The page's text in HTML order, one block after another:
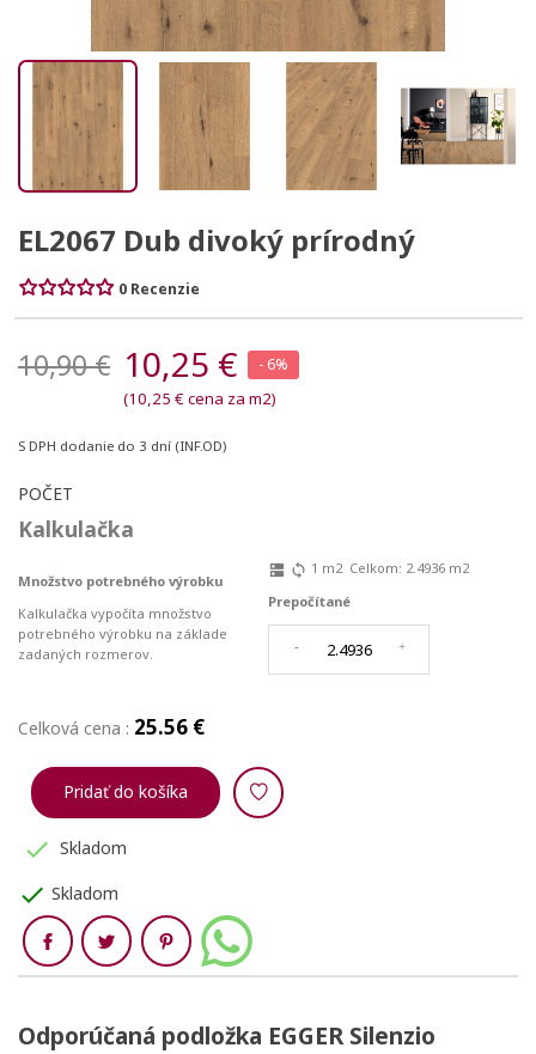
EL2067 Dub divoký prírodný
0 Recenzie
10,90 € 10,25 € - 6%
(10,25 € cena za m2)
S DPH dodanie do 3 dní (INF.OD)
POČET
Kalkulačka
Množstvo potrebného výrobku
Kalkulačka vypočíta množstvo
potrebného výrobku na základe
zadaných rozmerov.
dns sync 1 m2 Celkom: 2.4936 m2
Prepočítané
- +
Celková cena : 25.56 €
Pridať do košíka
 Skladom
check Skladom
Zdieľaj
Odporúčaná podložka EGGER Silenzio